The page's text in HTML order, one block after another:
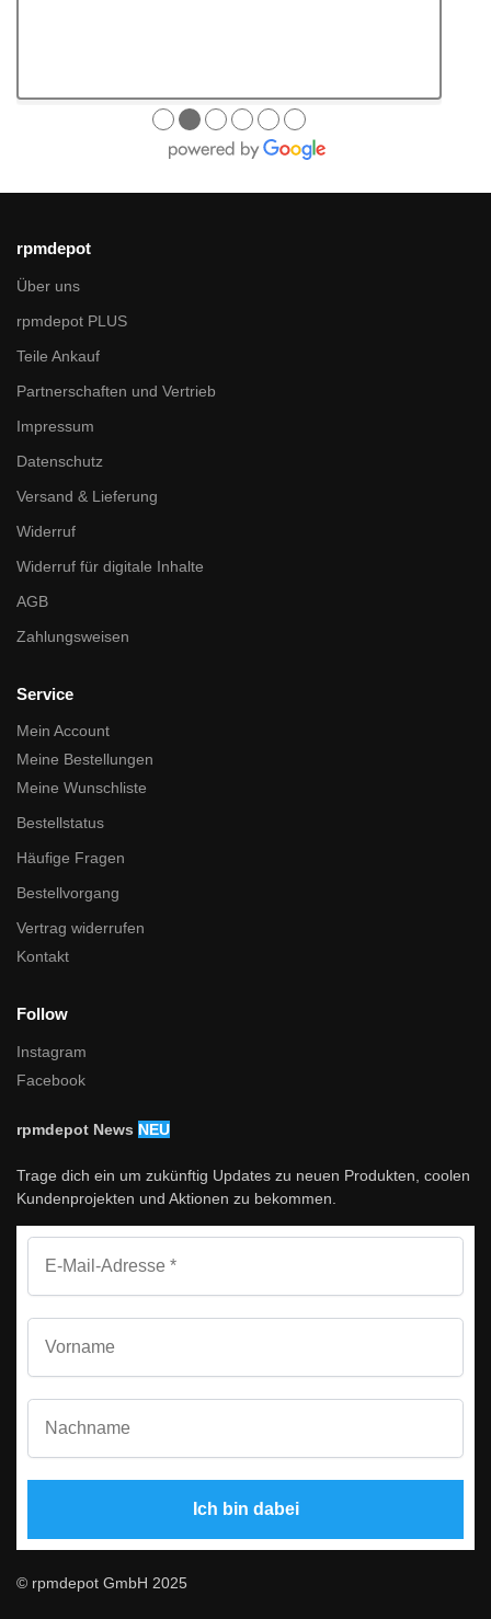
●●●●●●
rpmdepot
Über uns
rpmdepot PLUS
Teile Ankauf
Partnerschaften und Vertrieb
Impressum
Datenschutz
Versand & Lieferung
Widerruf
Widerruf für digitale Inhalte
AGB
Zahlungsweisen
Service
Mein Account
Meine Bestellungen
Meine Wunschliste
Bestellstatus
Häufige Fragen
Bestellvorgang
Vertrag widerrufen
Kontakt
Follow
Instagram
Facebook
rpmdepot News NEU
Trage dich ein um zukünftig Updates zu neuen Produkten, coolen
Kundenprojekten und Aktionen zu bekommen.
© rpmdepot GmbH 2025